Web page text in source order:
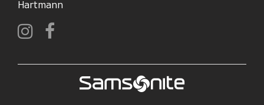
Hartmann